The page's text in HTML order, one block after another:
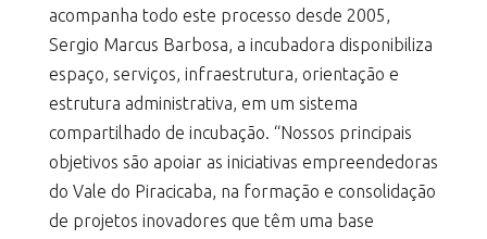
acompanha todo este processo desde 2005,
Sergio Marcus Barbosa, a incubadora disponibiliza
espaço, serviços, infraestrutura, orientação e
estrutura administrativa, em um sistema
compartilhado de incubação. “Nossos principais
objetivos são apoiar as iniciativas empreendedoras
do Vale do Piracicaba, na formação e consolidação
de projetos inovadores que têm uma base